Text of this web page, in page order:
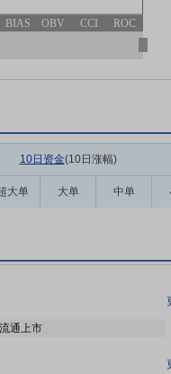
BIAS OBV CCI ROC
10日资金(10日涨幅)
大单 大单 中单
通上市